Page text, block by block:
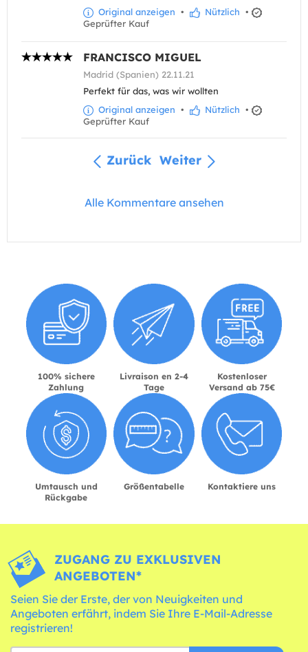
Original anzeigen • Nützlich •
Geprüfter Kauf
FRANCISCO MIGUEL
Madrid (Spanien) 22.11.21
Perfekt für das, was wir wollten
Original anzeigen • Nützlich •
Geprüfter Kauf
Zurück Weiter
Alle Kommentare ansehen
100% sichere
Zahlung
Livraison en 2-4
Tage
Kostenloser
Versand ab 75€
Umtausch und
Rückgabe
Größentabelle Kontaktiere uns
ZUGANG ZU EXKLUSIVEN
ANGEBOTEN*
Seien Sie der Erste, der von Neuigkeiten und
Angeboten erfährt, indem Sie Ihre E-Mail-Adresse
registrieren!